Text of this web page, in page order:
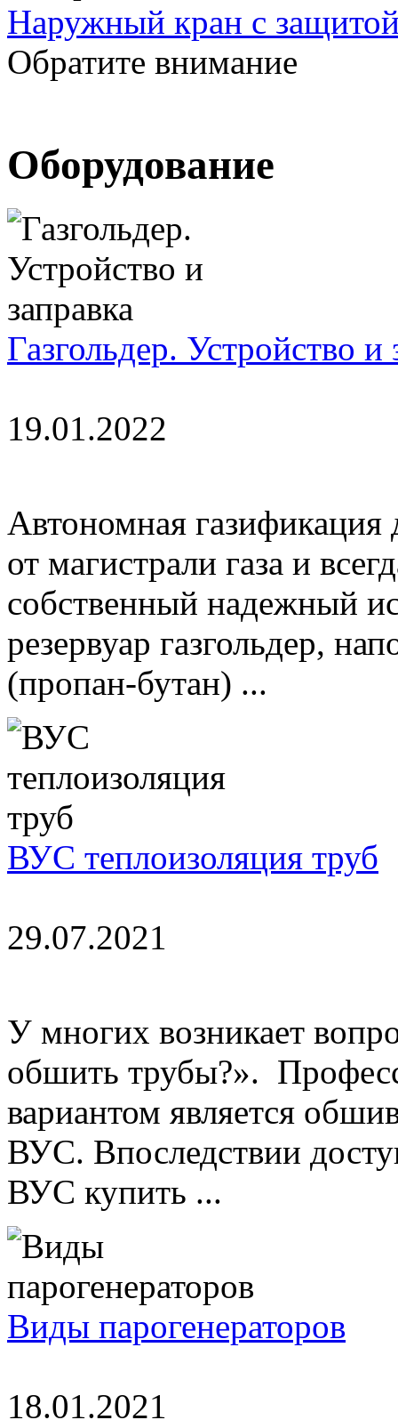
Наружный кран с
Обратите внимание
Oборудование
Газгольдер. Устройство и
19.01.2022
Автономная газификация
от магистрали газа и
собственный надежный
резервуар газгольдер,
(пропан-бутан) ...
ВУС теплоизоляция труб
29.07.2021
У многих возникает
обшить трубы?».
вариантом является
ВУС. Впоследствии
ВУС купить ...
Виды парогенераторов
18.01.2021